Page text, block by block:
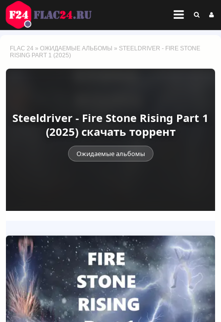
FLAC 24 » ОЖИДАЕМЫЕ АЛЬБОМЫ » STEELDRIVER - FIRE STONE
RISING PART 1 (2025)
Steeldriver - Fire Stone Rising Part 1
(2025) скачать торрент
Ожидаемые альбомы